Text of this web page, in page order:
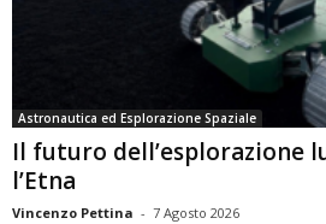
Astronautica ed Esplorazione Spaziale
Il futuro dell’esplorazione
l’Etna
Vincenzo Pettina - 7 Agosto 2026